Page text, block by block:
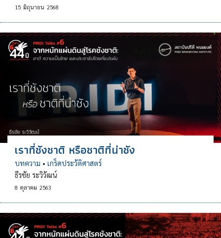
15 มิถุนายน 2568
เราที่ชังชาติ หรือชาติที่น่าชัง
บทความ • เกร็ดประวัติศาสตร์
ธีรชัย ระวิวัฒน์
8 ตุลาคม 2563